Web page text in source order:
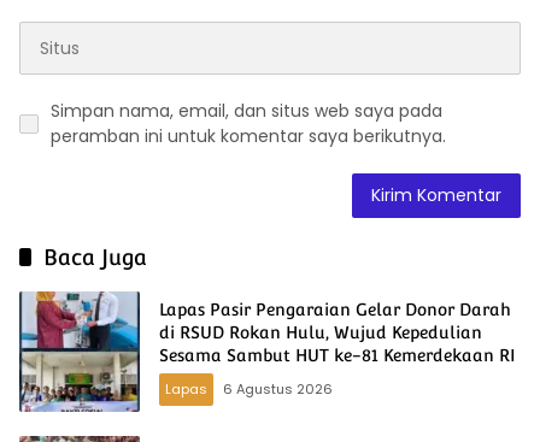
Simpan nama, email, dan situs web saya pada
peramban ini untuk komentar saya berikutnya.
Baca Juga
Lapas Pasir Pengaraian Gelar Donor Darah
di RSUD Rokan Hulu, Wujud Kepedulian
Sesama Sambut HUT ke-81 Kemerdekaan RI
Lapas
6 Agustus 2026